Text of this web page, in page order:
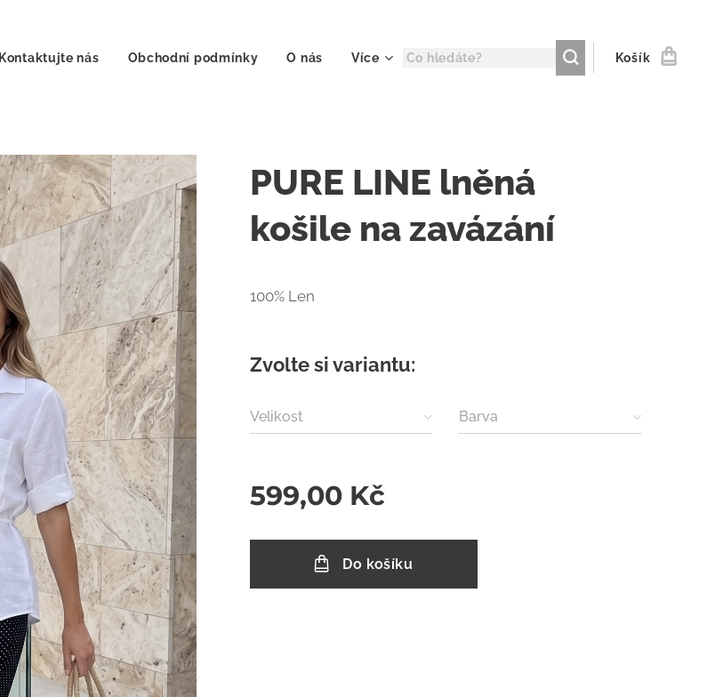
Kontaktujte nás Obchodní podmínky O nás Více Košík
PURE LINE lněná
košile na zavázání
100% Len
Zvolte si variantu:
Velikost Barva
599,00 Kč
Do košíku